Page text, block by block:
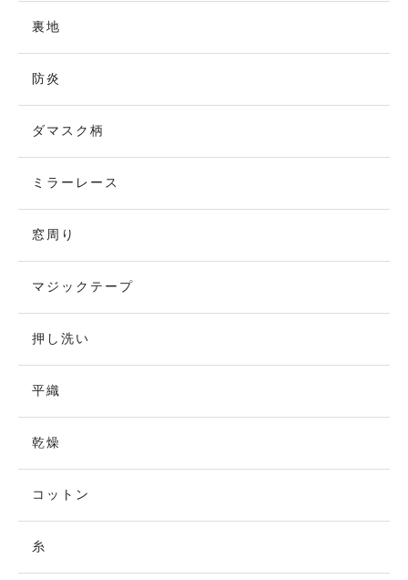
裏地
防炎
ダマスク柄
ミラーレース
窓周り
マジックテープ
押し洗い
平織
乾燥
コットン
糸